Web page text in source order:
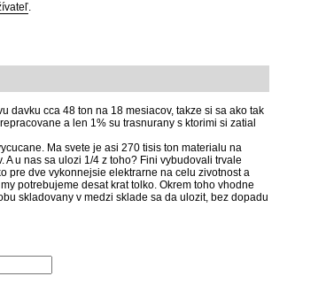
.
davku cca 48 ton na 18 mesiacov, takze si sa ako tak
a len 1% su trasnurany s ktorimi si zatial
Ma svete je asi 270 tisis ton materialu na
A u nas sa ulozi 1/4 z toho? Fini vybudovali trvale
pre dve vykonnejsie elektrarne na celu zivotnost a
potrebujeme desat krat tolko. Okrem toho vhodne
skladovany v medzi sklade sa da ulozit, bez dopadu